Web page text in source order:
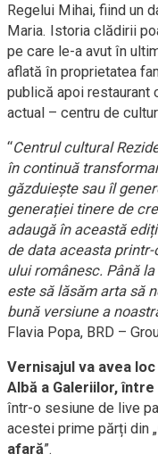
Regelui Mihai, fiind un
Maria. Istoria clădirii
pe care le-a avut în
aflată în proprietatea
publică apoi restaurant
actual – centru de
“Centrul cultural
în continuă
găzduiește sau îl
generației tinere de
adaugă în această
de data aceasta
ului românesc. Până
este să lăsăm arta să
bună versiune a
Flavia Popa, BRD –
Vernisajul va avea
Albă a Galeriilor, între
într-o sesiune de live
acestei prime părți din „
afară”.